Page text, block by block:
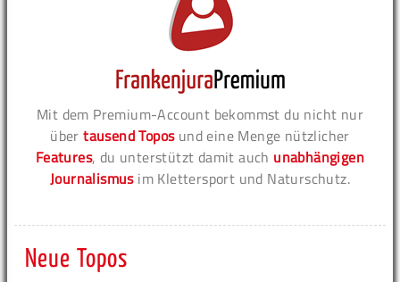
Mit dem Premium-Account bekommst du nicht nur
übertausend Toposund eine Menge nützlicher
Features, du unterstützt damit auch unabhängigen
Journalismusim Klettersport und Naturschutz.
Neue Topos